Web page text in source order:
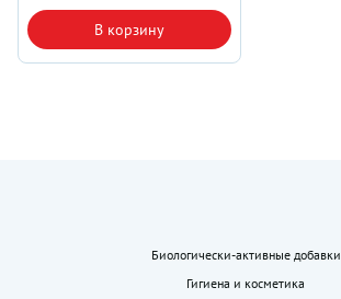
В корзину
Биологически-активные добавки
Гигиена и косметика